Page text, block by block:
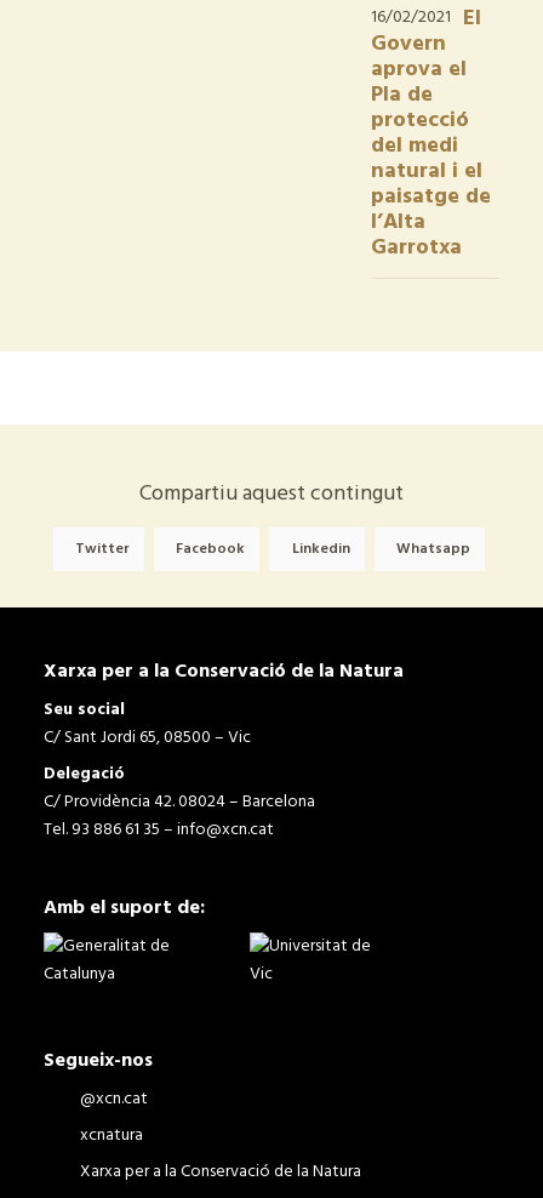
16/02/2021 El
Govern
aprova el
Pla de
protecció
del medi
natural i el
paisatge de
l’Alta
Garrotxa
Compartiu aquest contingut
Twitter Facebook Linkedin Whatsapp
Xarxa per a la Conservació de la Natura
Seu social
C/ Sant Jordi 65, 08500 – Vic
Delegació
C/ Providència 42. 08024 – Barcelona
Tel. 93 886 61 35 –info@xcn.cat
Amb el suport de:
Segueix-nos
@xcn.cat
xcnatura
Xarxa per a la Conservació de la Natura